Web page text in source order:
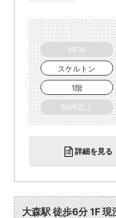
NEW
スケルトン
1階
50坪以上
詳細を見る
大森駅 徒歩6分 1F